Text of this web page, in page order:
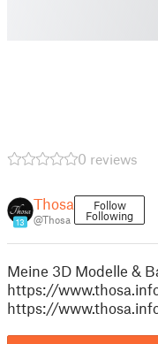
0 reviews
13
Thosa
@Thosa
Follow
Following
Meine 3D Modelle &
https://
https://